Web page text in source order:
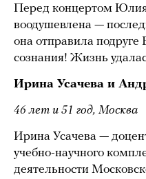
Перед концертом
воодушевлена —
она отправила подруге
сознания! Жизнь
Ирина Усачева и
46 лет и 51 год, Москва
Ирина Усачева —
учебно-научного
деятельности